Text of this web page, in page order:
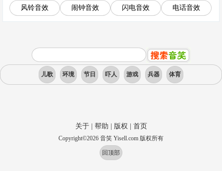
风铃音效 闹钟音效 闪电音效 电话音效
儿歌 环境 节日 吓人 游戏 兵器 体育
关于| 帮助 版权 首页
Copyright©2026 音笑 Yisell.com 版权所有
回顶部